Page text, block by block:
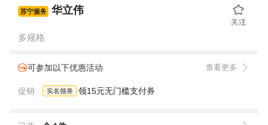
苏宁服务 华立伟
多规格
可参加以下优惠活动 查看更多
促销 实名领券 领15元无门槛支付券